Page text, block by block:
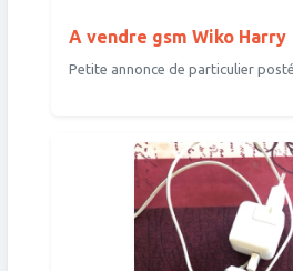
A vendre gsm Wiko Harry
Petite annonce de particulier